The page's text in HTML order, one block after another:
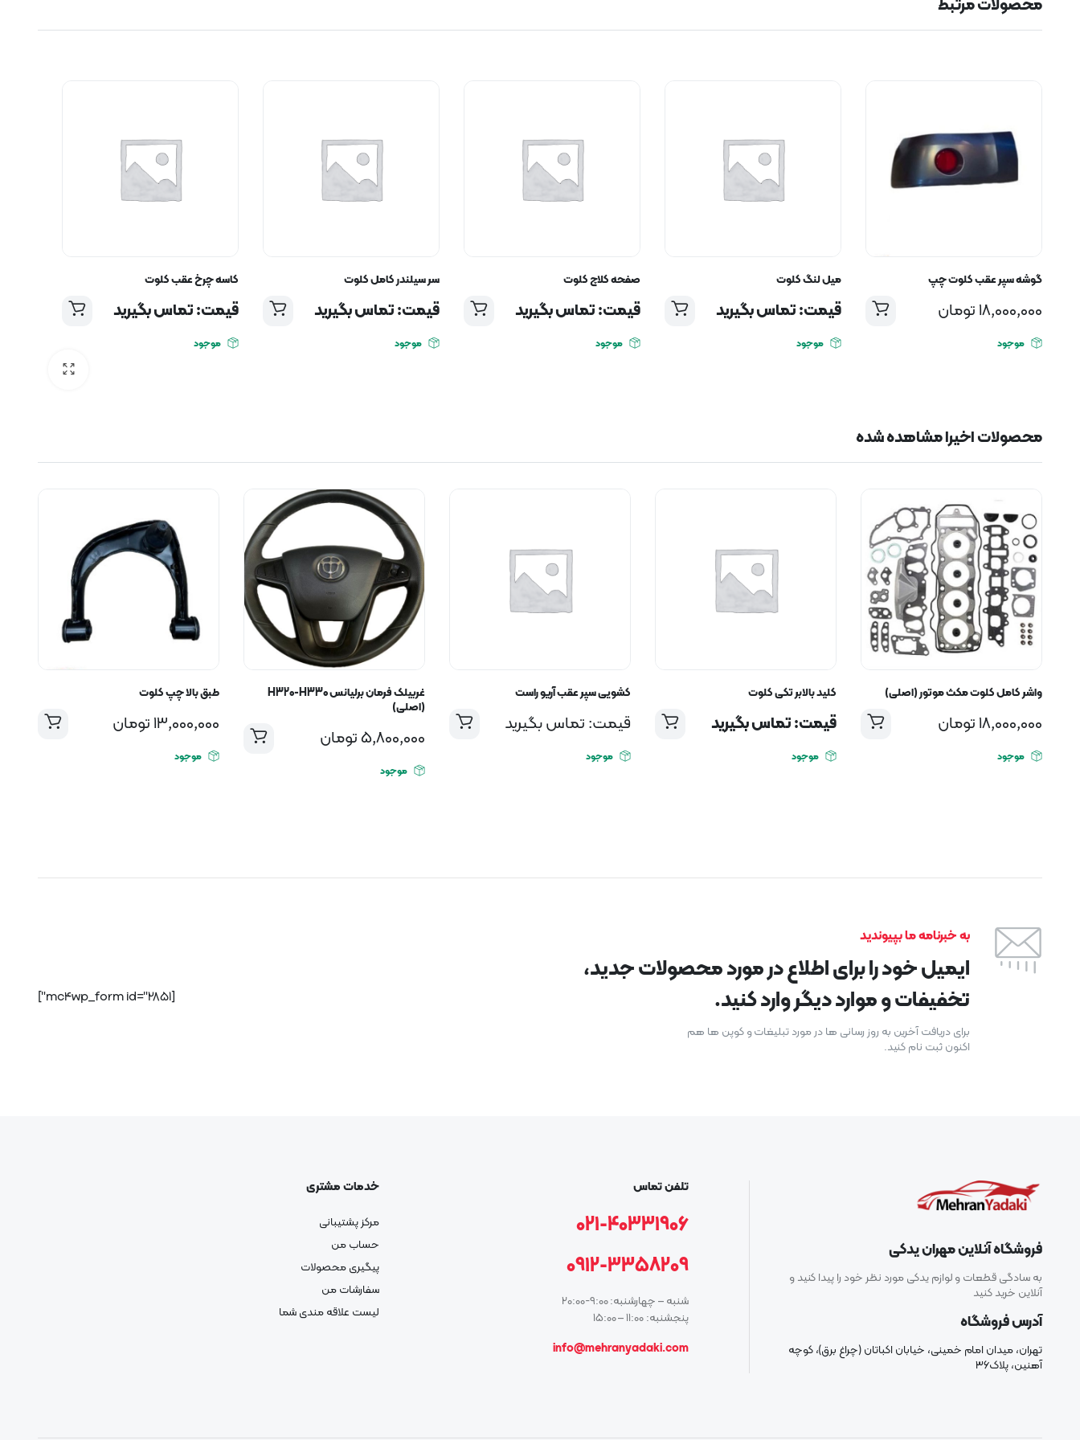
محصولات مرتبط
گوشه سپر عقب کلوت چپ
18,000,000 تومان
موجود
میل لنگ کلوت
قیمت: تماس بگیرید
موجود
صفحه کلاچ کلوت
قیمت: تماس بگیرید
موجود
سر سیلندر کامل کلوت
قیمت: تماس بگیرید
موجود
کاسه چرخ عقب کلوت
قیمت: تماس بگیرید
موجود
محصولات اخیرا مشاهده شده
واشر کامل کلوت مکث موتور (اصلی)
18,000,000 تومان
موجود
کلید بالابر تکی کلوت
قیمت: تماس بگیرید
موجود
کشویی سپر عقب آریو راست
قیمت: تماس بگیرید
موجود
غربیلک فرمان برلیانس H320-H330
(اصلی)
5,800,000تومان
موجود
طبق بالا چپ کلوت
13,000,000 تومان
موجود
به خبرنامه ما بپیوندید
ایمیل خود را برای اطلاع در مورد محصولات جدید،
تخفیفات و موارد دیگر وارد کنید.
برای دریافت آخرین به روز رسانی ها در مورد تبلیغات و کوپن ها هم
اکنون ثبت نام کنید.
[mc4wp_form id="2851"]
فروشگاه آنلاین مهران یدکی
به سادگی قطعات و لوازم یدکی مورد نظر خود را پیدا کنید و
آنلاین خرید کنید
آدرس فروشگاه
تهران، میدان امام خمینی، خیابان اکباتان (چراغ برق)، کوچه
آهنین، پلاک۳۶
تلفن تماس
021-40331906
0912-3358209
شنبه – چهارشنبه: 9:00-20:00
پنجشنبه: 11:00 – 15:00
info@mehranyadaki.com
خدمات مشتری
مرکز پشتیبانی
حساب من
پیگیری محصولات
سفارشات من
لیست علاقه مندی شما